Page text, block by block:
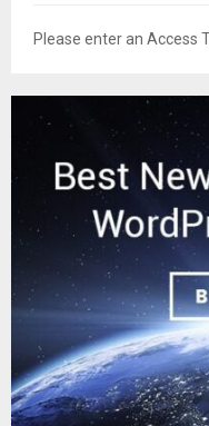
Please enter an Access